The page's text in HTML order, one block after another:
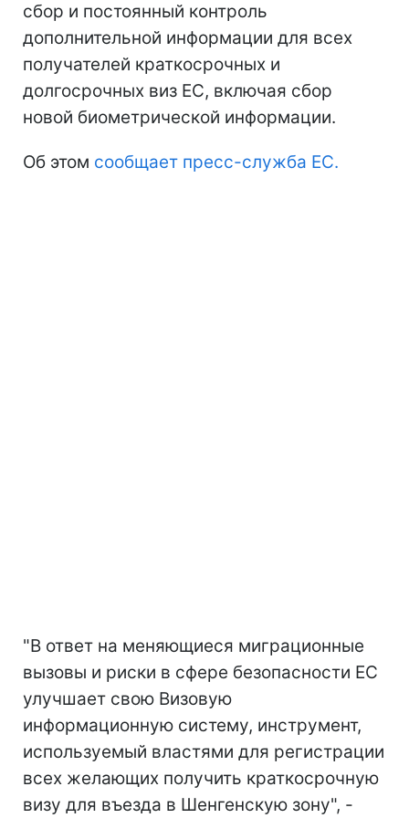
сбор и постоянный контроль
дополнительной информации для всех
получателей краткосрочных и
долгосрочных виз ЕС, включая сбор
новой биометрической информации.
Об этом сообщает пресс-служба ЕС.
"В ответ на меняющиеся миграционные
вызовы и риски в сфере безопасности ЕС
улучшает свою Визовую
информационную систему, инструмент,
используемый властями для регистрации
всех желающих получить краткосрочную
визу для въезда в Шенгенскую зону", -